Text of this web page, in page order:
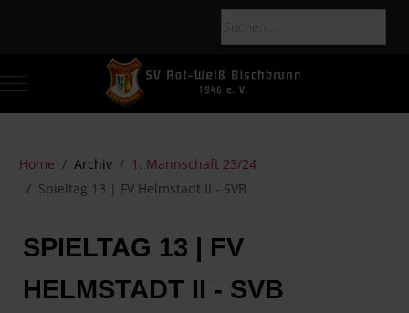
Mobile Menu Toggle
Home Archiv
1. Mannschaft 23/24
Spieltag 13 | FV Helmstadt II - SVB
SPIELTAG 13 | FV
HELMSTADT II - SVB